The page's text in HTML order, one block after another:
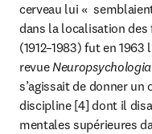
cerveau lui «
dans la localisation des
(1912–1983) fut en
revue Neuropsychologia
s’agissait de donner un
discipline [4] dont il
mentales supérieures